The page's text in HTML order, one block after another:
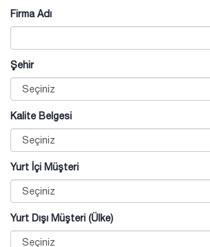
Firma Adı
Şehir
Kalite Belgesi
Yurt İçi Müşteri
Yurt Dışı Müşteri (Ülke)